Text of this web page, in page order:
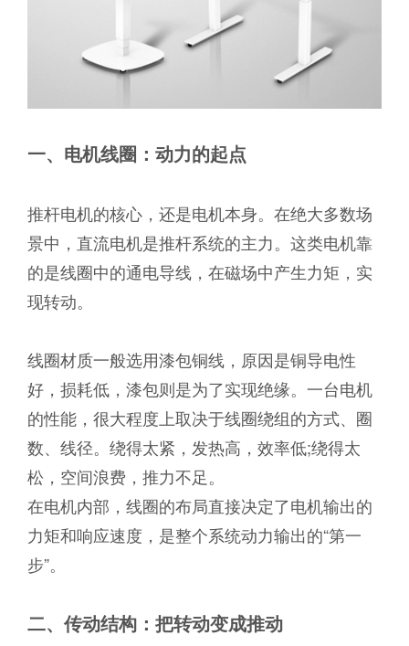
一、电机线圈：动力的起点
推杆电机的核心，还是电机本身。在绝大多数场
景中，直流电机是推杆系统的主力。这类电机靠
的是线圈中的通电导线，在磁场中产生力矩，实
现转动。
线圈材质一般选用漆包铜线，原因是铜导电性
好，损耗低，漆包则是为了实现绝缘。一台电机
的性能，很大程度上取决于线圈绕组的方式、圈
数、线径。绕得太紧，发热高，效率低;绕得太
松，空间浪费，推力不足。
在电机内部，线圈的布局直接决定了电机输出的
力矩和响应速度，是整个系统动力输出的“第一
步”。
二、传动结构：把转动变成推动